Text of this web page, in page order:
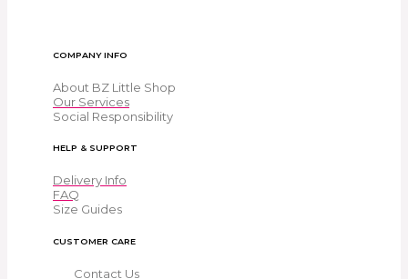
COMPANY INFO
About BZ Little Shop
Our Services
Social Responsibility
HELP & SUPPORT
Delivery Info
FAQ
Size Guides
CUSTOMER CARE
Contact Us